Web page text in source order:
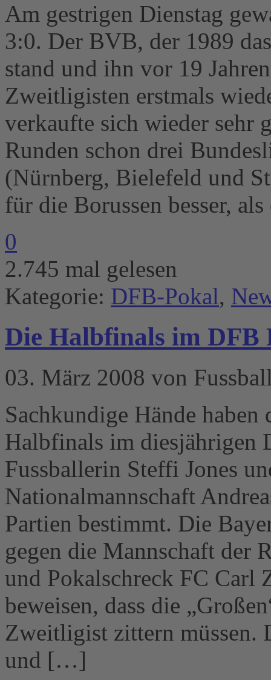
Am gestrigen Dienstag
3:0. Der BVB, der 1989
stand und ihn vor 19
Zweitligisten erstmals
verkaufte sich wieder sehr
Runden schon drei
(Nürnberg, Bielefeld und
für die Borussen besser,
0
2.745 mal gelesen
Kategorie: DFB-Pokal,
Die Halbfinals im DFB
03. März 2008 von
Sachkundige Hände
Halbfinals im diesjährigen
Fussballerin Steffi Jones
Nationalmannschaft
Partien bestimmt. Die
gegen die Mannschaft der
und Pokalschreck FC Carl
beweisen, dass die
Zweitligist zittern müssen.
und […]